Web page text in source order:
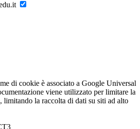
di cookie è associato a Google Universal
viene utilizzato per limitare la
limitando la raccolta di dati su siti ad alto